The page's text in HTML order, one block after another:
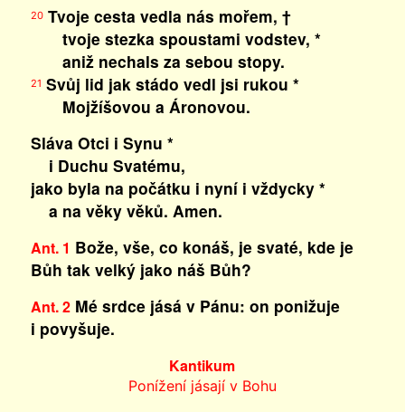
20Tvoje cesta vedla nás mořem, †
tvoje stezka spoustami vodstev, *
aniž nechals za sebou stopy.
21 Svůj lid jak stádo vedl jsi rukou *
Mojžíšovou a Áronovou.
Sláva Otci i Synu *
i Duchu Svatému,
jako byla na počátku i nyní i vždycky *
a na věky věků. Amen.
Ant. 1 Bože, vše, co konáš, je svaté, kde je
Bůh tak velký jako náš Bůh?
Ant. 2Mé srdce jásá v Pánu: on ponižuje
i povyšuje.
Kantikum
Ponížení jásají v Bohu